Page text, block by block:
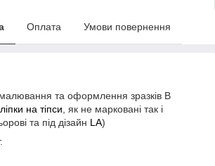
Оплата Умови повернення
малювання та оформлення зразків В
на тіпси , як не марковані так і
та під дізайн LA)